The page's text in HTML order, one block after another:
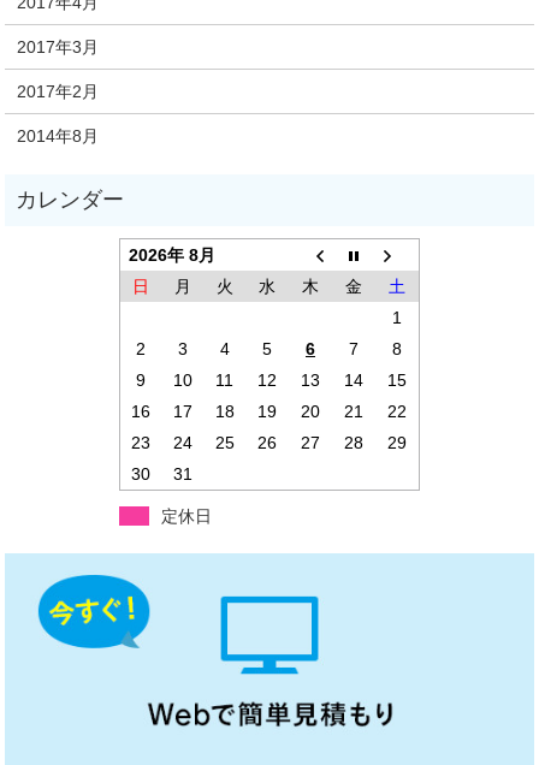
2017年3月
2017年2月
2014年8月
2026年 8月
日
月 火 水 木 金
土
1
2
3 4 5 6 7
8
9
10 11 12 13 14
15
16
17 18 19 20 21
22
23
24 25 26 27 28
29
30
31
定休日